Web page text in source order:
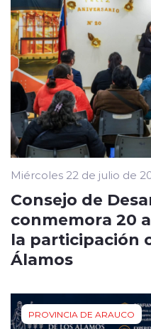
Miércoles 22 de julio de
Consejo de
conmemora 20
la participación
Álamos
PROVINCIA DE ARAUCO